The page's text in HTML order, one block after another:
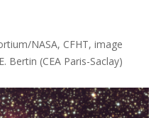
NASA, CFHT, image
Bertin (CEA Paris-Saclay)